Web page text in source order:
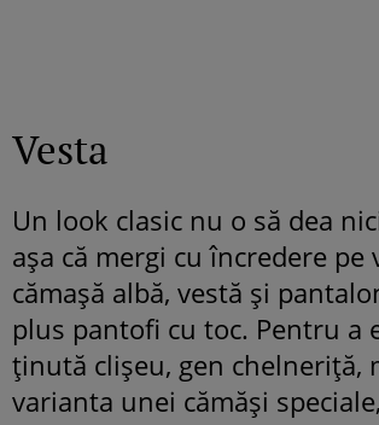
Vesta
Un look clasic nu o să dea
aşa că mergi cu încredere pe
cămaşă albă, vestă şi
plus pantofi cu toc. Pentru a
ţinută clişeu, gen chelneriţă,
varianta unei cămăşi